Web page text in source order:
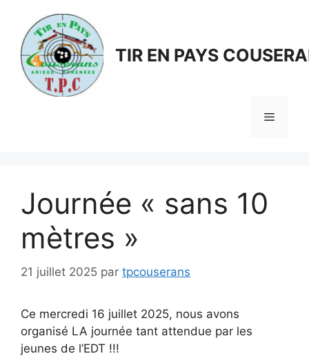
contenu
TIR EN PAYS
Menu
Journée « sans 10
mètres »
21 juillet 2025 par tpcouserans
Ce mercredi 16 juillet 2025, nous avons
organisé LA journée tant attendue par les
jeunes de l’EDT !!!